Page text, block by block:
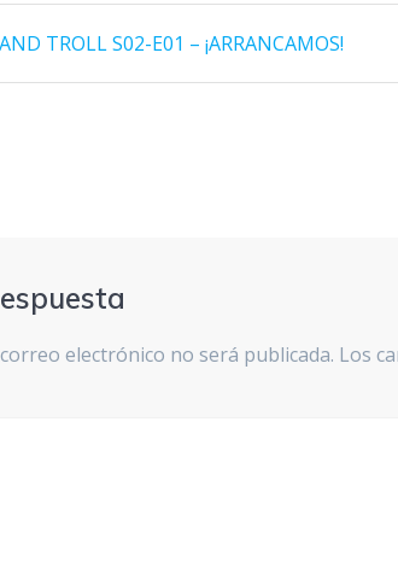
TROLL S02-E01 – ¡ARRANCAMOS!
electrónico no será publicada. Los